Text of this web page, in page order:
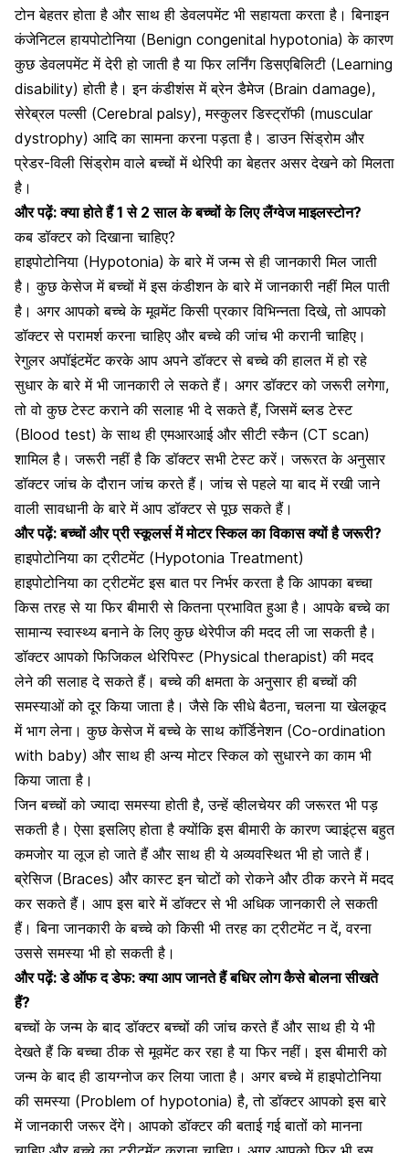
टोन बेहतर होता है और साथ ही डेवलपमेंट भी सहायता करता है। बिनाइन
कंजेनिटल हायपोटोनिया (Benign congenital hypotonia) के कारण
कुछ डेवलपमेंट में देरी हो जाती है या फिरलर्निंग डिसएबिलिटी (Learning
disability) होती है। इन कंडीशंस मेंब्रेन डैमेज (Brain damage),
सेरेब्रल पल्सी (Cerebral palsy), मस्कुलर डिस्ट्रॉफी (muscular
dystrophy) आदि का सामना करना पड़ता है। डाउन सिंड्रोम और
प्रेडर-विली सिंड्रोम वाले बच्चों में थेरिपी का बेहतर असर देखने को मिलता
है।
और पढ़ें:क्या होते हैं 1 से 2 साल के बच्चों के लिए लैंग्वेज माइलस्टोन?
कब डॉक्टर को दिखाना चाहिए?
हाइपोटोनिया (Hypotonia) के बारे में जन्म से ही जानकारी मिल जाती
है। कुछ केसेज में बच्चों में इस कंडीशन के बारे में जानकारी नहीं मिल पाती
है। अगर आपको बच्चे के मूवमेंट किसी प्रकार विभिन्नता दिखे, तो आपको
डॉक्टर से परामर्श करना चाहिए और बच्चे की जांच भी करानी चाहिए।
रेगुलर अपॉइंटमेंट करके आप अपने डॉक्टर से बच्चे की हालत में हो रहे
सुधार के बारे में भी जानकारी ले सकते हैं। अगर डॉक्टर को जरूरी लगेगा,
तो वो कुछ टेस्ट कराने की सलाह भी दे सकते हैं, जिसमेंब्लड टेस्ट
(Blood test) के साथ ही एमआरआई औरसीटी स्कैन (CT scan)
शामिल है। जरूरी नहीं है कि डॉक्टर सभी टेस्ट करें। जरूरत के अनुसार
डॉक्टर जांच के दौरान जांच करते हैं। जांच से पहले या बाद में रखी जाने
वाली सावधानी के बारे में आप डॉक्टर से पूछ सकते हैं।
और पढ़ें:बच्चों और प्री स्कूलर्स में मोटर स्किल का विकास क्यों है जरूरी?
हाइपोटोनिया का ट्रीटमेंट (Hypotonia Treatment)
हाइपोटोनिया का ट्रीटमेंट इस बात पर निर्भर करता है कि आपका बच्चा
किस तरह से या फिर बीमारी से कितना प्रभावित हुआ है। आपके बच्चे का
सामान्य स्वास्थ्य बनाने के लिएकुछ थेरेपीजकी मदद ली जा सकती है।
डॉक्टर आपको फिजिकल थेरिपिस्ट (Physical therapist) की मदद
लेने की सलाह दे सकते हैं। बच्चे की क्षमता के अनुसार ही बच्चों की
समस्याओं को दूर किया जाता है। जैसे कि सीधे बैठना, चलना या खेलकूद
में भाग लेना। कुछ केसेज में बच्चे के साथ कॉर्डिनेशन (Co-ordination
with baby) और साथ ही अन्य मोटर स्किल को सुधारने का काम भी
किया जाता है।
जिन बच्चों को ज्यादा समस्या होती है, उन्हें व्हीलचेयर की जरूरत भी पड़
सकती है। ऐसा इसलिए होता है क्योंकि इस बीमारी के कारण ज्वाइंट्स बहुत
कमजोर या लूज हो जाते हैं और साथ ही ये अव्यवस्थित भी हो जाते हैं।
ब्रेसिज (Braces) और कास्ट इनचोटों को रोकनेऔर ठीक करने में मदद
कर सकते हैं। आप इस बारे में डॉक्टर से भी अधिक जानकारी ले सकती
हैं। बिना जानकारी के बच्चे को किसी भी तरह का ट्रीटमेंट न दें, वरना
उससे समस्या भी हो सकती है।
और पढ़ें:डे ऑफ द डेफ: क्या आप जानते हैं बधिर लोग कैसे बोलना सीखते
हैं?
बच्चों के जन्म के बाद डॉक्टर बच्चों की जांच करते हैं और साथ ही ये भी
देखते हैं कि बच्चा ठीक से मूवमेंट कर रहा है या फिर नहीं। इस बीमारी को
जन्म के बाद ही डायग्नोज कर लिया जाता है। अगर बच्चे में हाइपोटोनिया
की समस्या (Problem of hypotonia) है, तो डॉक्टर आपको इस बारे
में जानकारी जरूर देंगे। आपको डॉक्टर की बताई गई बातों को मानना